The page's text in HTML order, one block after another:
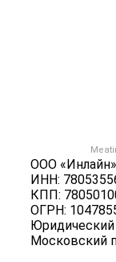
Важные
ООО «Инлайн»
ИНН:
КПП:
ОГРН:
Юридический
Московский
Навигация